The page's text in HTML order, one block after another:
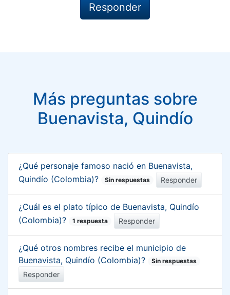
Más preguntas sobre
Buenavista, Quindío
¿Qué personaje famoso nació en Buenavista,
Quindío (Colombia)?
Sin respuestas Responder
¿Cuál es el plato típico de Buenavista, Quindío
(Colombia)?
1 respuesta Responder
¿Qué otros nombres recibe el municipio de
Buenavista, Quindío (Colombia)?
Sin respuestas
Responder